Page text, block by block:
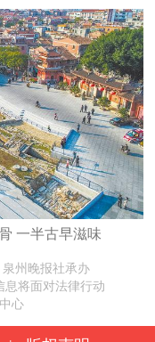
一半古早滋味
州晚报社承办
息将面对法律行动
心